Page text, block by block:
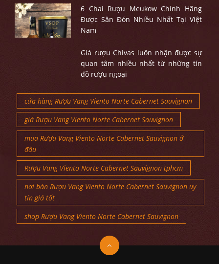
6 Chai Rượu Meukow Chính Hãng
Được Săn Đón Nhiều Nhất Tại Việt
Nam
Giá rượu Chivas luôn nhận được sự
quan tâm nhiều nhất từ những tín
đồ rượu ngoại
cửa hàng Rượu Vang Viento Norte Cabernet Sauvignon
giá Rượu Vang Viento Norte Cabernet Sauvignon
mua Rượu Vang Viento Norte Cabernet Sauvignon ở
đâu
Rượu Vang Viento Norte Cabernet Sauvignon tphcm
nơi bán Rượu Vang Viento Norte Cabernet Sauvignon uy
tín giá tốt
shop Rượu Vang Viento Norte Cabernet Sauvignon